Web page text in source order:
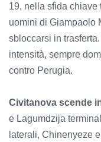
19, nella sfida chiave
uomini di Giampaolo
sbloccarsi in
intensità, sempre
contro Perugia.
Civitanova scende
e Lagumdzija
laterali, Chinenyeze